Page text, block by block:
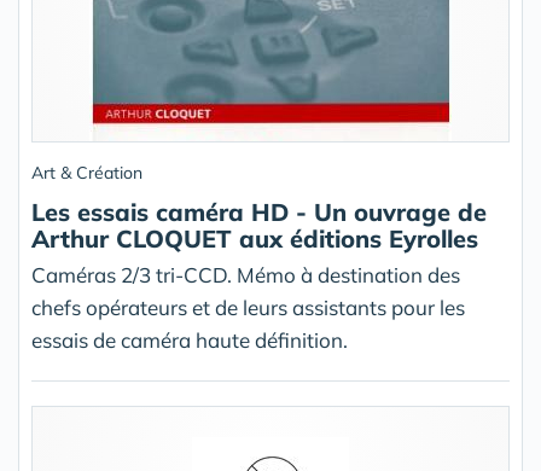
Art & Création
Les essais caméra HD - Un ouvrage de
Arthur CLOQUET aux éditions Eyrolles
Caméras 2/3 tri-CCD. Mémo à destination des
chefs opérateurs et de leurs assistants pour les
essais de caméra haute définition.